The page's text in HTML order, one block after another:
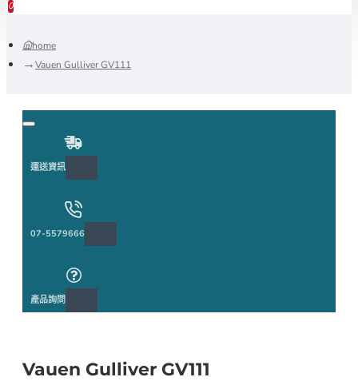
0
home
Vauen Gulliver GV111
運送資訊
07-5579666
產品詢問
Vauen Gulliver GV111